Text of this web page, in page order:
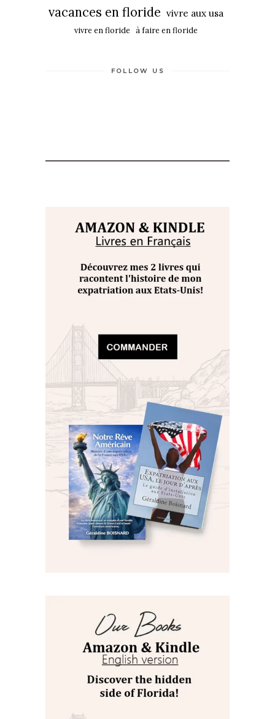
vacances en floride vivre aux usa
vivre en floride à faire en floride
FOLLOW US